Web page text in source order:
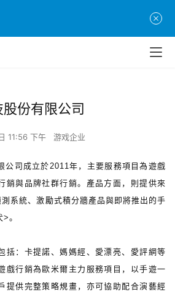
份有限公司
11:56 下午 游戏企业
公司成立於2011年，主要服務項目為遊戲
銷與品牌社群行銷。產品方面，則提供來
系統、激勵式積分牆產品與即將推出的手
。
括：卡提諾、媽媽經、愛漂亮、愛評網等
戲行銷為歐米爾主力服務項目，以手遊一
提供完整策略規畫，亦可協助配合演藝經